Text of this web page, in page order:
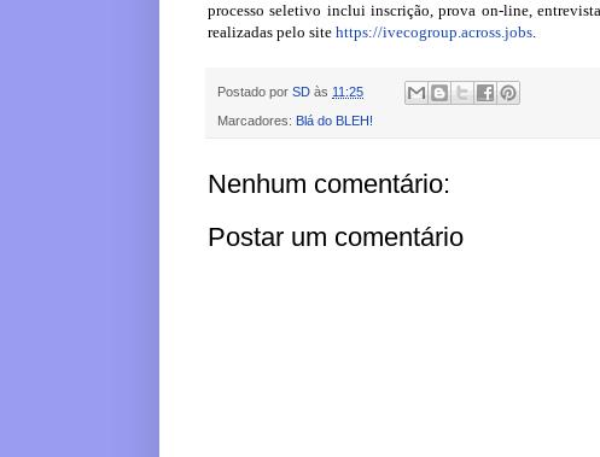
processo seletivo inclui inscrição, prova on-line,
realizadas pelo site https://ivecogroup.across.jobs.
Postado por SD às 11:25
Marcadores: Blá do BLEH!
Nenhum comentário:
Postar um comentário